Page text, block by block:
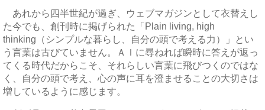
あれから四半世紀が過ぎ、ウェブマガジンとして衣替えし
た今でも、創刊時に掲げられた「Plain living, high
thinking（シンプルな暮らし、自分の頭で考える力）」とい
う言葉は古びていません。ＡＩに尋ねれば瞬時に答えが返っ
てくる時代だからこそ、それらしい言葉に飛びつくのではな
く、自分の頭で考え、心の声に耳を澄ませることの大切さは
増しているように感じます。